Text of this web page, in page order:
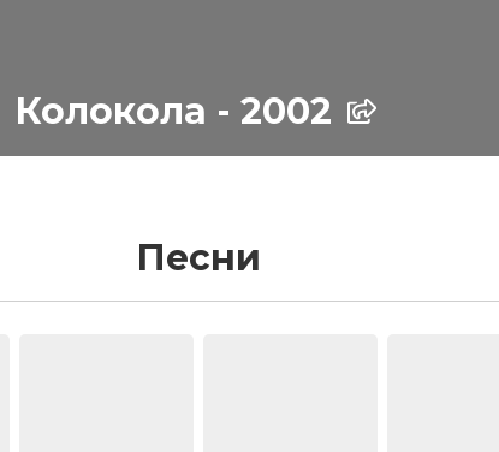
Колокола - 2002
Песни